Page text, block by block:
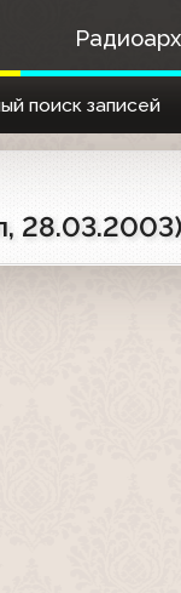
поиск записей